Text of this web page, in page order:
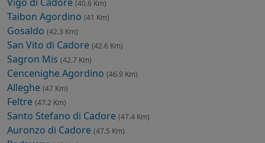
(40.6 Km)
Taibon Agordino (41 Km)
Gosaldo (42.3 Km)
San Vito di Cadore (42.6 Km)
Sagron Mis (42.7 Km)
Cencenighe Agordino (46.9 Km)
Alleghe (47 Km)
Feltre (47.2 Km)
Santo Stefano di Cadore (47.4 Km)
Auronzo di Cadore (47.5 Km)